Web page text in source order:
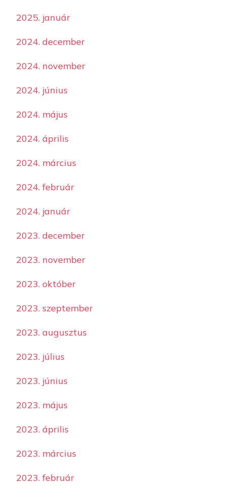
2025. január
2024. december
2024. november
2024. június
2024. május
2024. április
2024. március
2024. február
2024. január
2023. december
2023. november
2023. október
2023. szeptember
2023. augusztus
2023. július
2023. június
2023. május
2023. április
2023. március
2023. február